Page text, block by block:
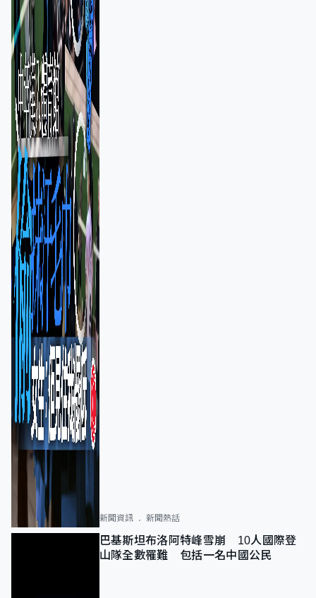
新聞資訊 新聞熱話
巴基斯坦布洛阿特峰雪崩 10人國際登
山隊全數罹難 包括一名中國公民